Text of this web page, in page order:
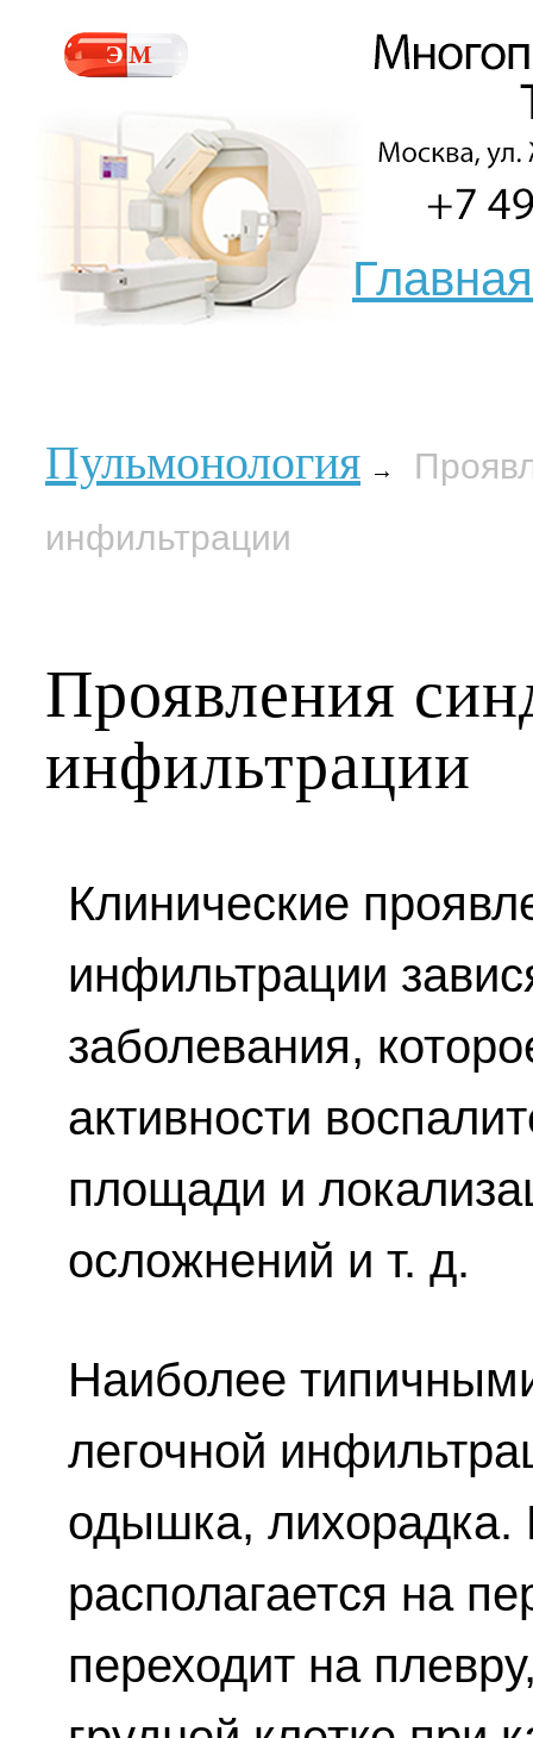
Главная
Пульмонология →
инфильтрации
Проявления
инфильтрации
Клинические
инфильтрации
заболевания,
активности
площади и
осложнений и т. д.
Наиболее
легочной
одышка, лихорадка.
располагается на
переходит на